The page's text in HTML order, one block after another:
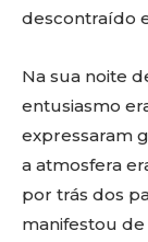
descontraído
Na sua noite
entusiasmo
expressaram
a atmosfera
por trás dos
manifestou